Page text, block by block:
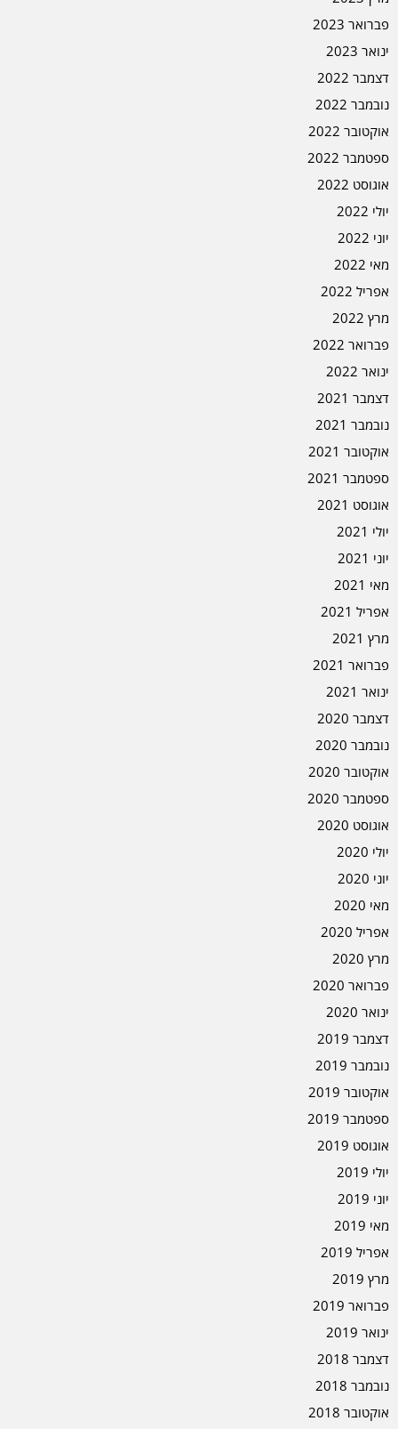
פברואר 2023
ינואר 2023
דצמבר 2022
נובמבר 2022
אוקטובר 2022
ספטמבר 2022
אוגוסט 2022
יולי 2022
יוני 2022
מאי 2022
אפריל 2022
מרץ 2022
פברואר 2022
ינואר 2022
דצמבר 2021
נובמבר 2021
אוקטובר 2021
ספטמבר 2021
אוגוסט 2021
יולי 2021
יוני 2021
מאי 2021
אפריל 2021
מרץ 2021
פברואר 2021
ינואר 2021
דצמבר 2020
נובמבר 2020
אוקטובר 2020
ספטמבר 2020
אוגוסט 2020
יולי 2020
יוני 2020
מאי 2020
אפריל 2020
מרץ 2020
פברואר 2020
ינואר 2020
דצמבר 2019
נובמבר 2019
אוקטובר 2019
ספטמבר 2019
אוגוסט 2019
יולי 2019
יוני 2019
מאי 2019
אפריל 2019
מרץ 2019
פברואר 2019
ינואר 2019
דצמבר 2018
נובמבר 2018
אוקטובר 2018